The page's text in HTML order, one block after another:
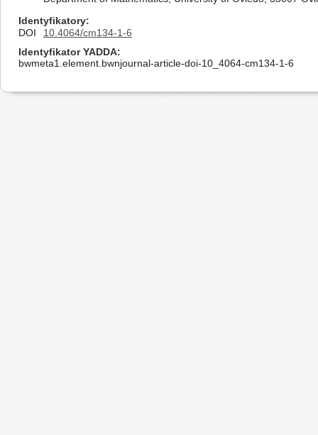
Identyfikatory
DOI
10.4064/cm134-1-6
Identyfikator YADDA
bwmeta1.element.bwnjournal-article-doi-10_4064-cm134-1-6